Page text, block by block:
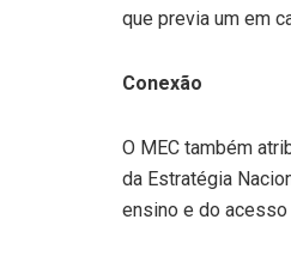
que previa um em
Conexão
O MEC também
da Estratégia
ensino e do